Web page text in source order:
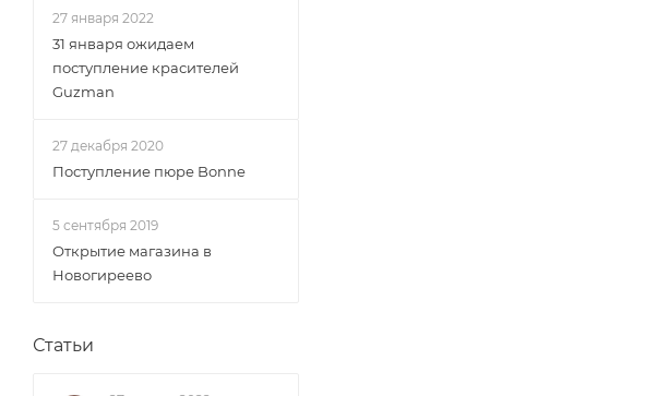
27 января 2022
31 января ожидаем
поступление красителей
Guzman
27 декабря 2020
Поступление пюре Bonne
5 сентября 2019
Открытие магазина в
Новогиреево
Статьи